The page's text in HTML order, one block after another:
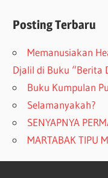
Posting Terbaru
Memanusiakan
Djalil di Buku “Berita
Buku Kumpulan
Selamanyakah?
SENYAPNYA
MARTABAK TIPU